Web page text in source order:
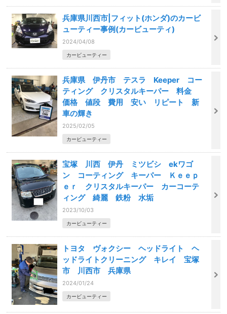
兵庫県川西市|フィット(ホンダ)のカービ
ューティー事例(カービューティ)
2024/04/08
カービューティー
兵庫県 伊丹市 テスラ Keeper コー
ティング クリスタルキーパー 料金
価格 値段 費用 安い リピート 新
車の輝き
2025/02/05
カービューティー
宝塚 川西 伊丹 ミツビシ ekワゴ
ン コーティング キーパー Ｋｅｅｐ
ｅｒ クリスタルキーパー カーコーテ
ィング 綺麗 鉄粉 水垢
2023/10/03
カービューティー
トヨタ ヴォクシー ヘッドライト ヘ
ッドライトクリーニング キレイ 宝塚
市 川西市 兵庫県
2024/01/24
カービューティー